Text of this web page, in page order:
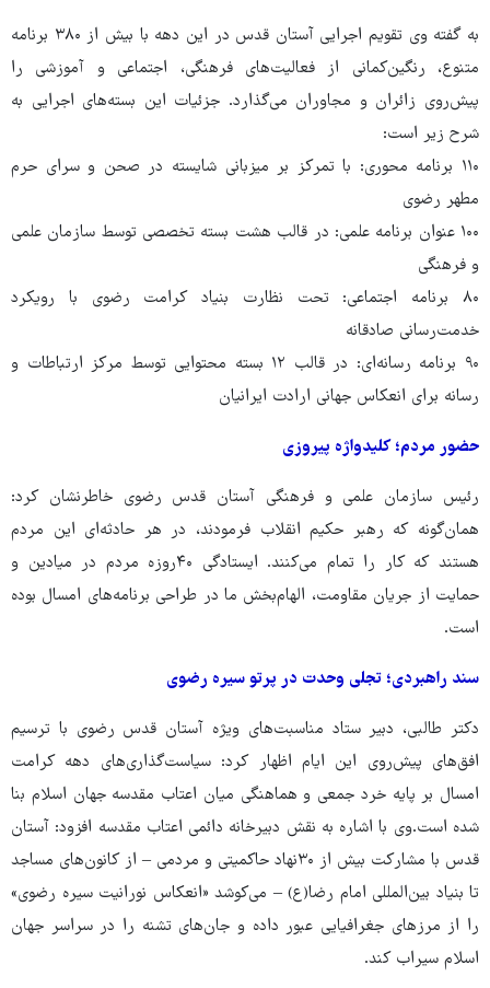
به گفته وی تقویم اجرایی آستان قدس در این دهه با بیش از ۳۸۰ برنامه
متنوع، رنگین‌کمانی از فعالیت‌های فرهنگی، اجتماعی و آموزشی را
پیش‌روی زائران و مجاوران می‌گذارد. جزئیات این بسته‌های اجرایی به
شرح زیر است:
۱۱۰ برنامه محوری: با تمرکز بر میزبانی شایسته در صحن و سرای حرم
مطهر رضوی
۱۰۰ عنوان برنامه علمی: در قالب هشت بسته تخصصی توسط سازمان علمی
و فرهنگی
۸۰ برنامه اجتماعی: تحت نظارت بنیاد کرامت رضوی با رویکرد
خدمت‌رسانی صادقانه
۹۰ برنامه رسانه‌ای: در قالب ۱۲ بسته محتوایی توسط مرکز ارتباطات و
رسانه برای انعکاس جهانی ارادت ایرانیان
حضور مردم؛ کلیدواژه پیروزی
رئیس سازمان علمی و فرهنگی آستان قدس رضوی خاطرنشان کرد:
همان‌گونه که رهبر حکیم انقلاب فرمودند، در هر حادثه‌ای این مردم
هستند که کار را تمام می‌کنند. ایستادگی ۴۰‌روزه مردم در میادین و
حمایت از جریان مقاومت، الهام‌بخش ما در طراحی برنامه‌های امسال بوده
است.
سند راهبردی؛ تجلی وحدت در پرتو سیره رضوی
دکتر طالبی، دبیر ستاد مناسبت‌های ویژه آستان قدس رضوی با ترسیم
افق‌های پیش‌روی این ایام اظهار کرد: سیاست‌گذاری‌های دهه کرامت
امسال بر پایه خرد جمعی و هماهنگی میان اعتاب مقدسه جهان اسلام بنا
شده است.وی با اشاره به نقش دبیرخانه دائمی اعتاب مقدسه افزود: آستان
قدس با مشارکت بیش از ۳۰نهاد حاکمیتی و مردمی – از کانون‌های مساجد
تا بنیاد بین‌المللی امام رضا(ع) – می‌کوشد «انعکاس نورانیت سیره رضوی»
را از مرزهای جغرافیایی عبور داده و جان‌های تشنه را در سراسر جهان
اسلام سیراب کند.